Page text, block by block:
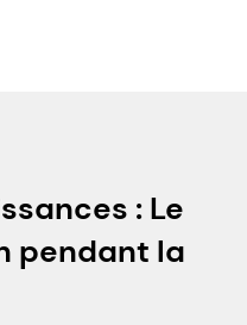
: Le
pendant la